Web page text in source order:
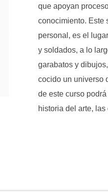
que apoyan
conocimiento. Este
personal, es el
y soldados, a lo
garabatos y
cocido un universo
de este curso
historia del arte,